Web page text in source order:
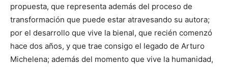
propuesta, que representa además del proceso de
transformación que puede estar atravesando su autora;
por el desarrollo que vive la bienal, que recién comenzó
hace dos años, y que trae consigo el legado de Arturo
Michelena; además del momento que vive la humanidad,